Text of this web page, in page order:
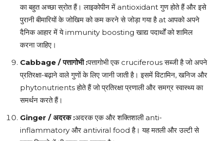
का बहुत अच्छा स्रोत हैं। लाइकोपीन में antioxidant गुण होते हैं और इसे
पुरानी बीमारियों के जोखिम को कम करने से जोड़ा गया है at आपको अपने
दैनिक आहार में ये immunity boosting खाद्य पदार्थों को शामिल
करना जाहिए।
Cabbage /पत्तागोभी:पत्तागोभी एक cruciferous सब्जी है जो अपने
प्रतिरक्षा-बढ़ाने वाले गुणों के लिए जानी जाती है। इसमें विटामिन, खनिज और
phytonutrients होते हैं जो प्रतिरक्षा प्रणाली और समग्र स्वास्थ्य का
समर्थन करते हैं।
Ginger /अदरक :अदरक एक और शक्तिशाली anti-
inflammatory और antiviral food है। यह मतली और उल्टी से